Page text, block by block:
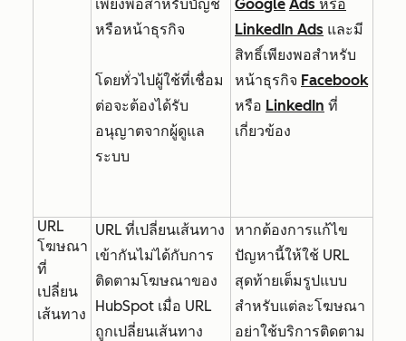
เพียงพอสำหรับบัญชี
หรือหน้าธุรกิจ
โดยทั่วไปผู้ใช้ที่เชื่อม
ต่อจะต้องได้รับ
อนุญาตจากผู้ดูแล
ระบบ
Google Ads หรือ
LinkedIn Ads และมี
สิทธิ์เพียงพอสำหรับ
หน้าธุรกิจ Facebook
หรือ LinkedIn ที่
เกี่ยวข้อง
URL
โฆษณา
ที่
เปลี่ยน
เส้นทาง
URL ที่เปลี่ยนเส้นทาง
เข้ากันไม่ได้กับการ
ติดตามโฆษณาของ
HubSpot เมื่อ URL
ถูกเปลี่ยนเส้นทาง
หากต้องการแก้ไข
ปัญหานี้ให้ใช้ URL
สุดท้ายเต็มรูปแบบ
สำหรับแต่ละโฆษณา
อย่าใช้บริการติดตาม